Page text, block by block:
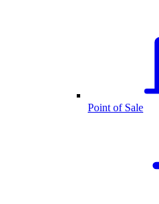
Point of Sale